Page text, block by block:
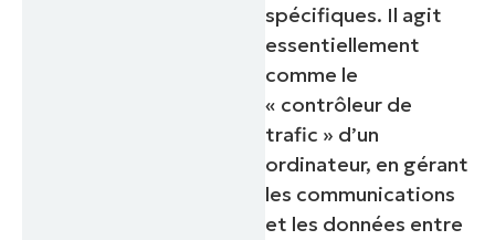
spécifiques. Il agit
essentiellement
comme le
« contrôleur de
trafic » d’un
ordinateur, en gérant
les communications
et les données entre